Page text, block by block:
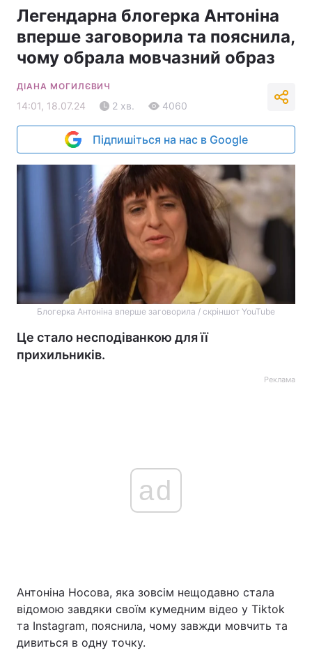
Легендарна блогерка Антоніна
вперше заговорила та пояснила,
чому обрала мовчазний образ
ДІАНА МОГИЛЄВИЧ
14:01, 18.07.24 2 хв. 4060
Підпишіться на нас в Google
Блогерка Антоніна вперше заговорила / скріншот YouTube
Це стало несподіванкою для її
прихильників.
Реклама
ad
Антоніна Носова, яка зовсім нещодавно стала
відомою завдяки своїм кумедним відео у Тiktok
та Instagram, пояснила, чому завжди мовчить та
дивиться в одну точку.